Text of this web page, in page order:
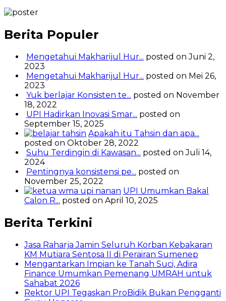
Berita Populer
Mengetahui Makharijul Hur... posted on Juni 2,
2023
Mengetahui Makharijul Hur... posted on Mei 26,
2023
Yuk berlajar Konsisten te... posted on November
18, 2022
UPI Hadirkan Inovasi Smar... posted on
September 15, 2025
Apakah itu Tahsin dan apa...
posted on Oktober 28, 2022
Suhu Terdingin di Kawasan... posted on Juli 14,
2024
Pentingnya konsistensi pe... posted on
November 25, 2022
UPI Umumkan Bakal
Calon R... posted on April 10, 2025
Berita Terkini
Jasa Raharja Jamin Seluruh Korban Kebakaran
KM Mutiara Sentosa II di Perairan Sumenep
Mengantarkan Impian ke Tanah Suci, Adira
Finance Umumkan Pemenang UMRAH untuk
Sahabat 2026
Rektor UPI Tegaskan ProBidik Bukan Pengganti